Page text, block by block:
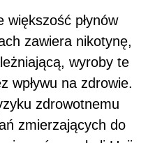
płynów
zawiera nikotynę,
wyroby te
wpływu na zdrowie.
zdrowotnemu
zmierzających do